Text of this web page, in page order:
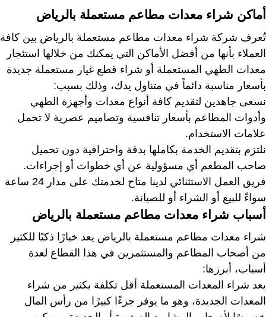
أماكن شراء معدات مطاعم مستعملة بالرياض
تُعرف شركة شراء معدات مطاعم مستعملة بالرياض بين كافة
العملاء بأنها من أفضل الأماكن التي يمكنك من خلالها استئجار
معدات الطهي المستعملة أو شراء قطع غيار مستعملة جديدة
بأسعار مناسبة دائماً في متناول يدك، وذلك بسبب:
نسعى جاهدين لتقديم كافة أنواع معدات وأجهزة الطهي
وأدوات المطاعم بأسعار تنافسية وتصاميم عصرية لا تحمل
علامات الاستخدام.
نلتزم بتقديم الخدمة بكاملها بدقة واحترافية دون تحميل
صاحب المطعم أي مسؤولية عن أي خطوات أو إجراءات.
فريق العمل الاستثنائي لدينا متاح لخدمتك على مدار 24 ساعة
سواءً للبيع أو الشراء أو للصيانة.
أسباب شراء معدات مطاعم مستعملة بالرياض
شراء معدات مطاعم مستعملة بالرياض يعد خيارًا ذكيًا للكثير
من أصحاب المطاعم والمستثمرين في هذا القطاع لعدة
أسباب، أبرزها:
يعد شراء المعدات المستعملة أقل تكلفة بكثير من شراء
المعدات الجديدة، وهو ما يوفر جزءًا كبيرًا من رأس المال